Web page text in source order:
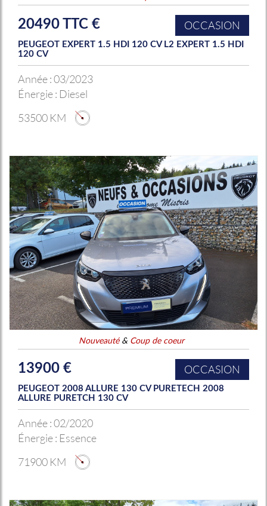
20490 TTC € OCCASION
PEUGEOT EXPERT 1.5 HDI 120 CV L2 EXPERT 1.5 HDI
120 CV
Année :03/2023
Énergie : Diesel
53500 KM
Nouveauté& Coup de coeur
13900 € OCCASION
PEUGEOT 2008 ALLURE 130 CV PURETECH 2008
ALLURE PURETCH 130 CV
Année :02/2020
Énergie : Essence
71900 KM